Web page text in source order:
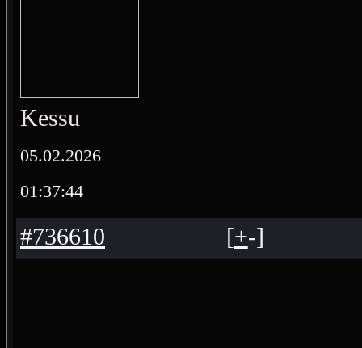
Kessu
05.02.2026
01:37:44
#736610 [+-]